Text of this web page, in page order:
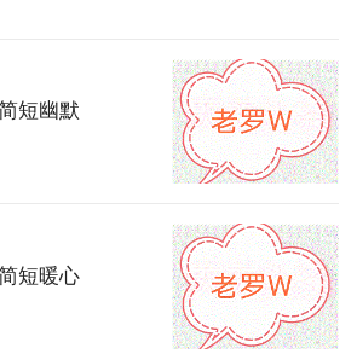
短幽默
短暖心